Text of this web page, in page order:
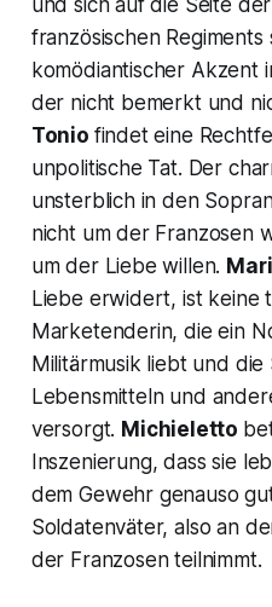
französischen
komödiantischer Akzent
der nicht bemerkt und
Tonio findet eine
unpolitische Tat. Der
unsterblich in den
nicht um der Franzosen
um der Liebe willen.
Liebe erwidert, ist keine
Marketenderin, die ein
Militärmusik liebt und die
Lebensmitteln und
versorgt. Michieletto
Inszenierung, dass sie
dem Gewehr genauso
Soldatenväter, also an
der Franzosen teilnimmt.